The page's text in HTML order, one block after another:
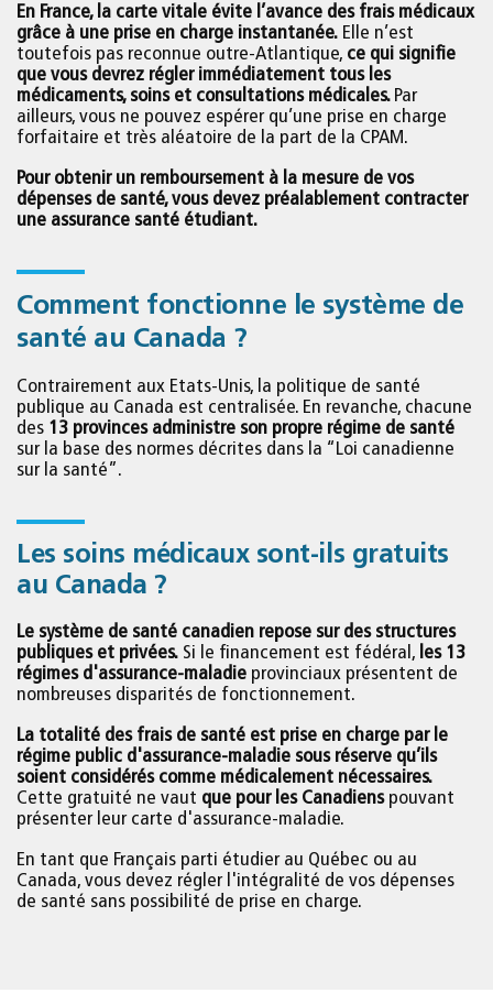
En France, la carte vitale évite l’avance des frais médicaux
grâce à une prise en charge instantanée. Elle n’est
toutefois pas reconnue outre-Atlantique, ce qui signifie
que vous devrez régler immédiatement tous les
médicaments, soins et consultations médicales. Par
ailleurs, vous ne pouvez espérer qu’une prise en charge
forfaitaire et très aléatoire de la part de la CPAM.
Pour obtenir un remboursement à la mesure de vos
dépenses de santé, vous devez préalablement contracter
une assurance santé étudiant.
Comment fonctionne le système de
santé au Canada ?
Contrairement aux Etats-Unis, la politique de santé
publique au Canada est centralisée. En revanche, chacune
des 13 provinces administre son propre régime de santé
sur la base des normes décrites dans la “Loi canadienne
sur la santé”.
Les soins médicaux sont-ils gratuits
au Canada ?
Le système de santé canadien repose sur des structures
publiques et privées. Si le financement est fédéral, les 13
régimes d'assurance-maladie provinciaux présentent de
nombreuses disparités de fonctionnement.
La totalité des frais de santé est prise en charge par le
régime public d'assurance-maladie sous réserve qu’ils
soient considérés comme médicalement nécessaires.
Cette gratuité ne vaut que pour les Canadienspouvant
présenter leur carte d'assurance-maladie.
En tant que Français parti étudier au Québec ou au
Canada, vous devez régler l'intégralité de vos dépenses
de santé sans possibilité de prise en charge.